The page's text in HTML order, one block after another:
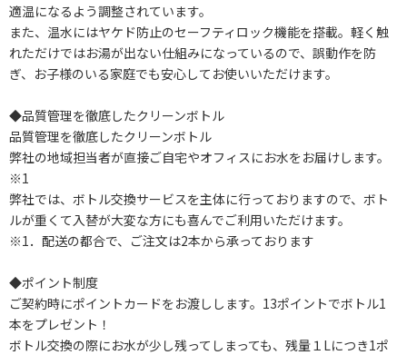
適温になるよう調整されています。
また、温水にはヤケド防止のセーフティロック機能を搭載。軽く触
れただけではお湯が出ない仕組みになっているので、誤動作を防
ぎ、お子様のいる家庭でも安心してお使いいただけます。
◆品質管理を徹底したクリーンボトル
品質管理を徹底したクリーンボトル
弊社の地域担当者が直接ご自宅やオフィスにお水をお届けします。
※1
弊社では、ボトル交換サービスを主体に行っておりますので、ボト
ルが重くて入替が大変な方にも喜んでご利用いただけます。
※1．配送の都合で、ご注文は2本から承っております
◆ポイント制度
ご契約時にポイントカードをお渡しします。13ポイントでボトル1
本をプレゼント！
ボトル交換の際にお水が少し残ってしまっても、残量１Lにつき1ポ